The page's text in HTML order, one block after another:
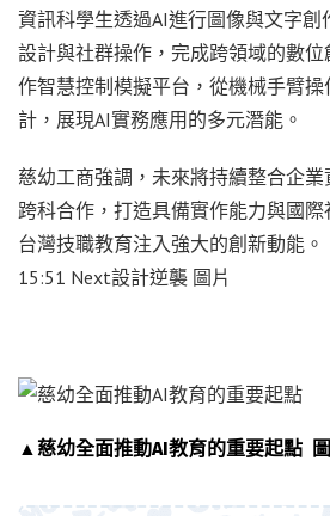
資訊科學生透過AI進行圖像與文字創
設計與社群操作，完成跨領域的數
作智慧控制模擬平台，從機械手臂
計，展現AI實務應用的多元潛能。
慈幼工商強調，未來將持續整合企
跨科合作，打造具備實作能力與國
台灣技職教育注入強大的創新動能。
15:51 Next設計逆襲 圖片
▲慈幼全面推動AI教育的重要起點